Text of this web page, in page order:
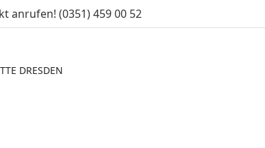
anrufen! (0351) 459 00 52